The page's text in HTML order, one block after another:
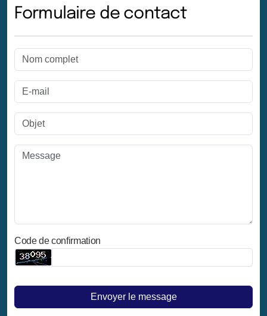
Formulaire de contact
Code de confirmation
Envoyer le message